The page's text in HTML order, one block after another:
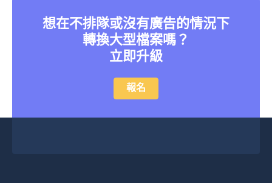
想在不排隊或沒有廣告的情況下
轉換大型檔案嗎？
立即升級
報名